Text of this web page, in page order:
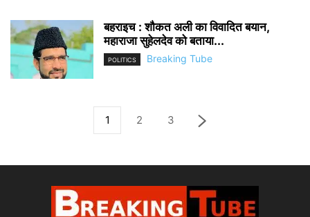
बहराइच : शौकत अली का विवादित बयान,
महाराजा सुहेलदेव को बताया...
POLITICS Breaking Tube
1 2 3